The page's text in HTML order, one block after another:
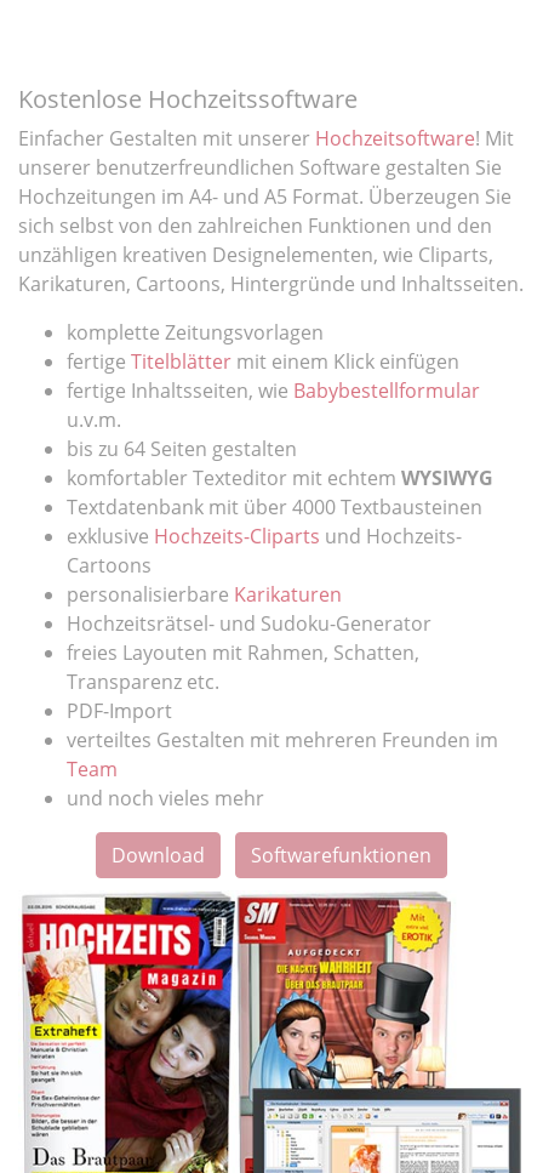
Kostenlose Hochzeitssoftware
Einfacher Gestalten mit unserer Hochzeitsoftware! Mit
unserer benutzerfreundlichen Software gestalten Sie
Hochzeitungen im A4- und A5 Format. Überzeugen Sie
sich selbst von den zahlreichen Funktionen und den
unzähligen kreativen Designelementen, wie Cliparts,
Karikaturen, Cartoons, Hintergründe und Inhaltsseiten.
komplette Zeitungsvorlagen
fertige Titelblätter mit einem Klick einfügen
fertige Inhaltsseiten, wie Babybestellformular
u.v.m.
bis zu 64 Seiten gestalten
komfortabler Texteditor mit echtem WYSIWYG
Textdatenbank mit über 4000 Textbausteinen
exklusive Hochzeits-Cliparts und Hochzeits-
Cartoons
personalisierbare Karikaturen
Hochzeitsrätsel- und Sudoku-Generator
freies Layouten mit Rahmen, Schatten,
Transparenz etc.
PDF-Import
verteiltes Gestalten mit mehreren Freunden im
Team
und noch vieles mehr
Download Softwarefunktionen